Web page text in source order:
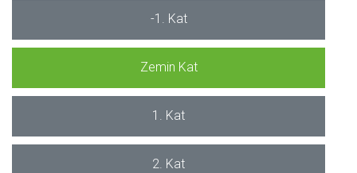
-1. Kat
Zemin Kat
1. Kat
2. Kat